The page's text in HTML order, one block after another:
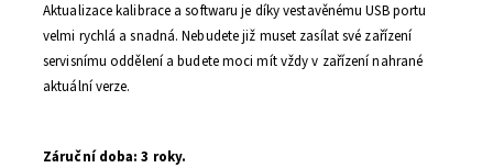
Aktualizace kalibrace a softwaru je díky vestavěnému USB portu
velmi rychlá a snadná. Nebudete již muset zasílat své zařízení
servisnímu oddělení a budete moci mít vždy v zařízení nahrané
aktuální verze.
Záruční doba: 3 roky.